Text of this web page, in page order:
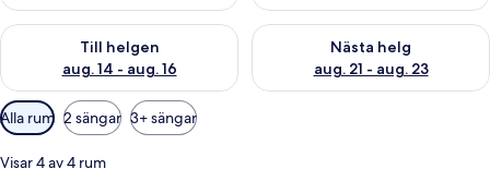
Till helgen
aug. 14 - aug. 16
Kontrollera tillgängligheten för den här helgen aug. 14 - aug.
Nästa helg
aug. 21 - aug. 23
Kontrollera tillgängligheten
Tillgängliga
filter
för
Alla rum 2 sängar 3+ sängar
Visar 4 av 4 rum